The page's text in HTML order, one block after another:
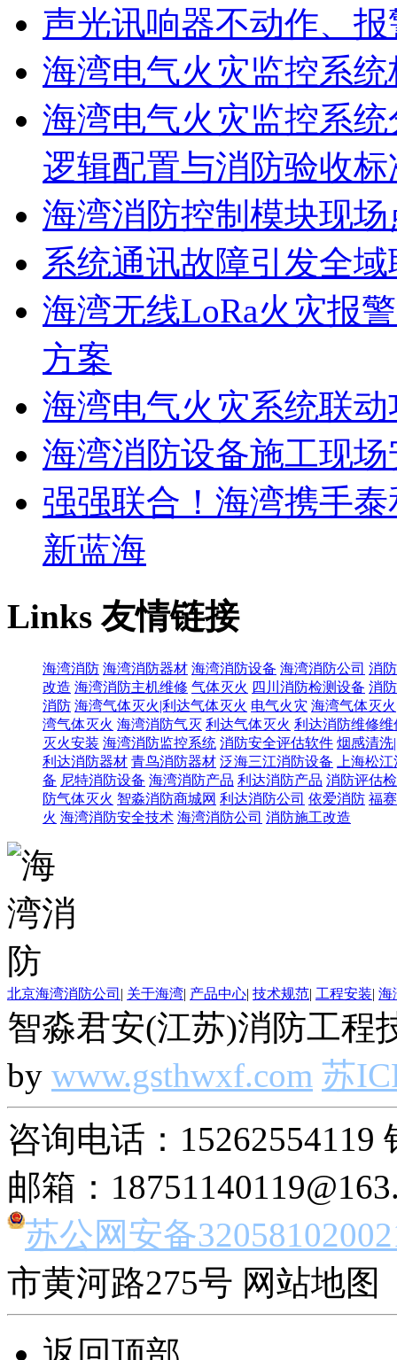
声光讯响器不动作、
海湾电气火灾监控系
海湾电气火灾监控系
逻辑配置与消防验收标
海湾消防控制模块现
系统通讯故障引发全
海湾无线LoRa火灾报
方案
海湾电气火灾系统联
海湾消防设备施工现
强强联合！海湾携手
新蓝海
Links友情链接
海湾消防 海湾消防器材 海湾消防设备 海湾消防公司 消
改造 海湾消防主机维修 气体灭火 四川消防检测设备 消
消防 海湾气体灭火|利达气体灭火 电气火灾 海湾气体灭
湾气体灭火 海湾消防气灭 利达气体灭火 利达消防维修维
灭火安装 海湾消防监控系统 消防安全评估软件 烟感清洗
利达消防器材 青鸟消防器材 泛海三江消防设备
上海松
备 尼特消防设备 海湾消防产品 利达消防产品 消防评估
防气体灭火 智淼消防商城网 利达消防公司 依爱消防 福
火 海湾消防安全技术 海湾消防公司 消防施工改造
北京海湾消防公司 | 关于海湾| 产品中心| 技术规范| 工程安装| 海
智淼君安(江苏)消防工程
by www.gsthwxf.com 苏
咨询电话：15262554119
邮箱：
苏公网安备
市黄河路275号 网站地图